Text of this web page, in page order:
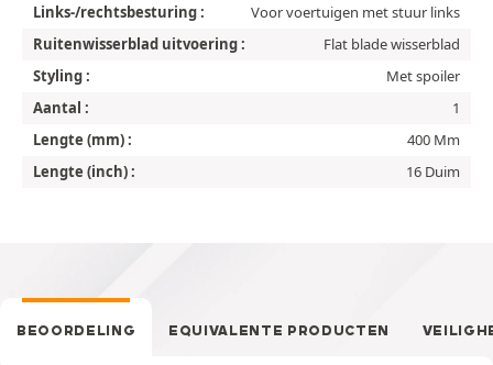
Links-/rechtsbesturing :
Voor voertuigen met stuur links
Ruitenwisserblad uitvoering :
Flat blade wisserblad
Styling :
Met spoiler
Aantal :
1
Lengte (mm) :
400 Mm
Lengte (inch) :
16 Duim
BEOORDELING EQUIVALENTE PRODUCTEN